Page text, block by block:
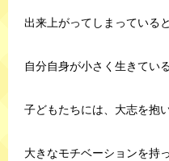
出来上がってしまっている
自分自身が小さく生きてい
子どもたちには、大志を抱い
大きなモチベーションを持